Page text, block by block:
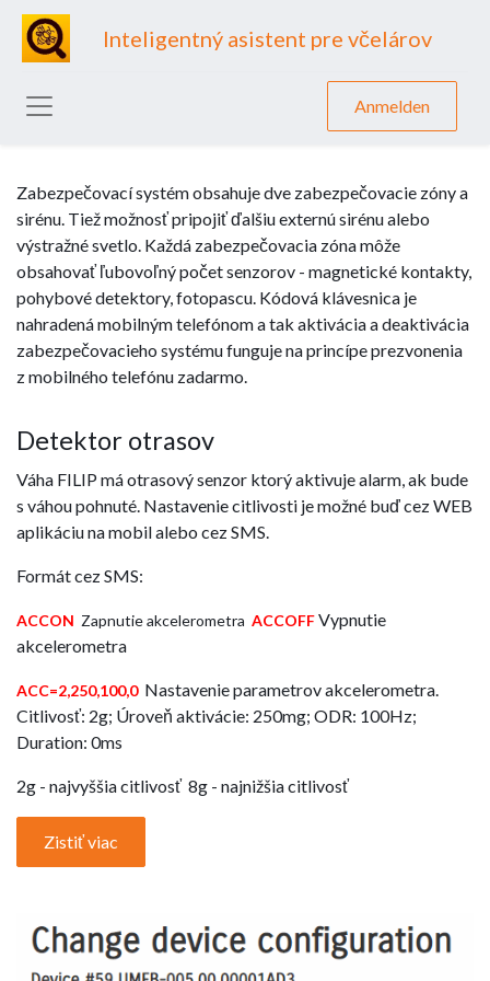
Inteligentný asistent pre včelárov
Anmelden
Zabezpečovací systém obsahuje dve zabezpečovacie zóny a
sirénu. Tiež možnosť pripojiť ďalšiu externú sirénu alebo
výstražné svetlo. Každá zabezpečovacia zóna môže
obsahovať ľubovoľný počet senzorov - magnetické kontakty,
pohybové detektory, fotopascu. Kódová klávesnica je
nahradená mobilným telefónom a tak aktivácia a deaktivácia
zabezpečovacieho systému funguje na princípe prezvonenia
z mobilného telefónu zadarmo.
Detektor otrasov
Váha FILIP má otrasový senzor ktorý aktivuje alarm, ak bude
s váhou pohnuté. Nastavenie citlivosti je možné buď cez WEB
aplikáciu na mobil alebo cez SMS.
Formát cez SMS:
ACCON Zapnutie akcelerometra ACCOFFVypnutie
akcelerometra
ACC=2,250,100,0 Nastavenie parametrov akcelerometra.
Citlivosť: 2g; Úroveň aktivácie: 250mg; ODR: 100Hz;
Duration: 0ms
2g - najvyššia citlivosť 8g - najnižšia citlivosť
Zistiť viac